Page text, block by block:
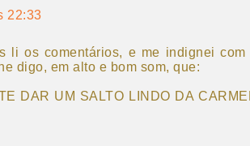
22:33
li os comentários, e me indignei com
digo, em alto e bom som, que:
DAR UM SALTO LINDO DA